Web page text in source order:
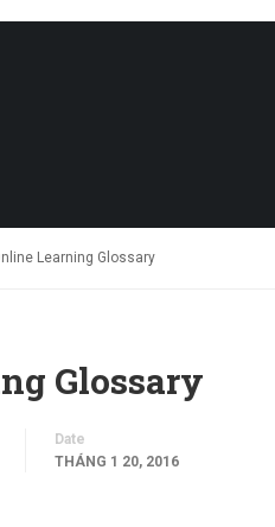
Learning Glossary
Glossary
Date
THÁNG 1 20, 2016